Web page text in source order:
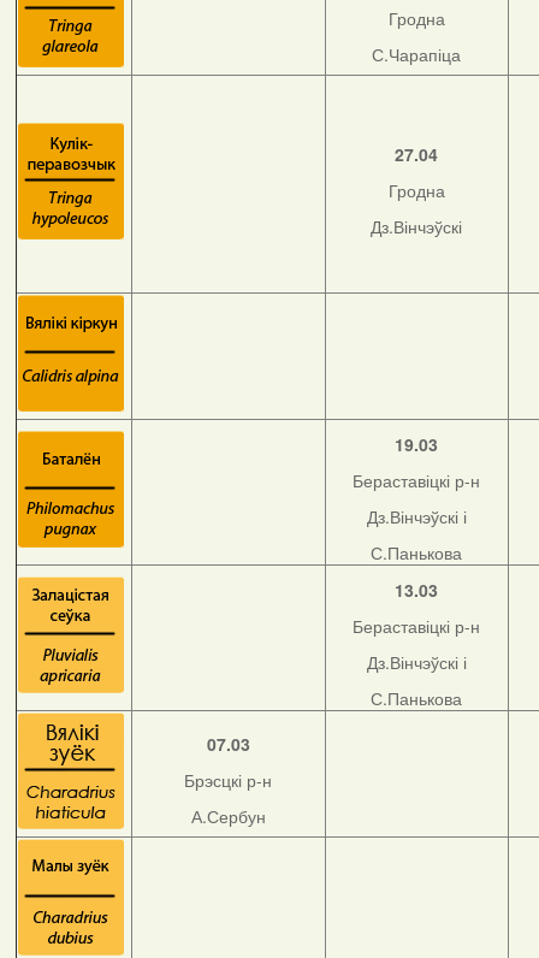
Гродна
С.Чарапіца
27.04
Гродна
Дз.Вінчэўскі
19.03
Бераставіцкі р-н
Дз.Вінчэўскі і
С.Панькова
13.03
Бераставіцкі р-н
Дз.Вінчэўскі і
С.Панькова
07.03
Брэсцкі р-н
А.Сербун